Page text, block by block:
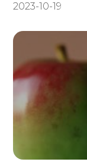
2023-10-19